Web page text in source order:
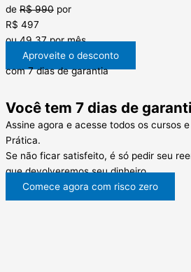
de R$ 990 por
R$ 497
ou 49,37 por mês
Aproveite o desconto
com 7 dias de garantia
Você tem 7 dias de
Assine agora e acesse todos os cursos
Prática.
Se não ficar satisfeito, é só pedir seu
que devolveremos seu dinheiro.
Comece agora com risco zero